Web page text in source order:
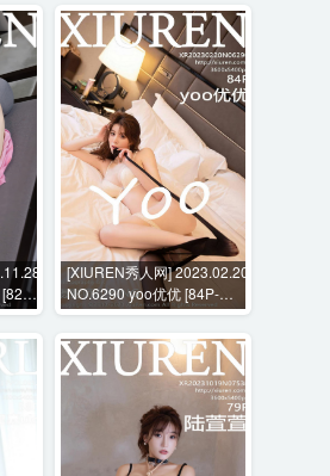
[XIUREN秀人网] 2023.02.20
NO.6290 yoo优优 [84P-
655MB]